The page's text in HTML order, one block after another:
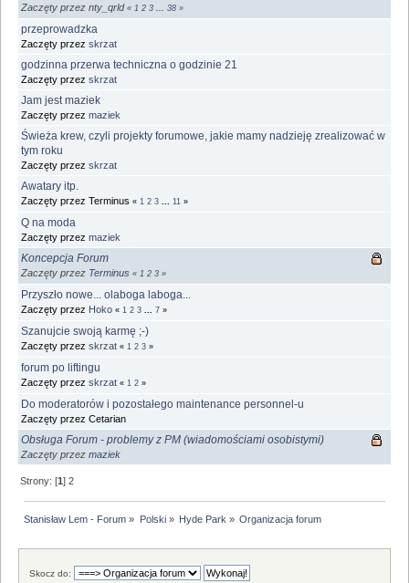
Zaczęty przez nty_qrld « 1 2 3 38 »
przeprowadzka
Zaczęty przez skrzat
godzinna przerwa techniczna o godzinie 21
Zaczęty przez skrzat
Jam jest maziek
Zaczęty przez maziek
Świeża krew, czyli projekty forumowe, jakie mamy nadzieję zrealizować w
tym roku
Zaczęty przez skrzat
Awatary itp.
Zaczęty przez Terminus « 1 2 3 11 »
Q na moda
Zaczęty przez maziek
Koncepcja Forum
Zaczęty przez Terminus « 1 2 3 »
Przyszło nowe... olaboga laboga...
Zaczęty przez Hoko « 1 2 3 7 »
Szanujcie swoją karmę ;-)
Zaczęty przez skrzat « 1 2 3 »
forum po liftingu
Zaczęty przez skrzat « 1 2 »
Do moderatorów i pozostałego maintenance personnel-u
Zaczęty przez Cetarian
Obsługa Forum - problemy z PM (wiadomościami osobistymi)
Zaczęty przez maziek
Strony: [1]2
Stanisław Lem - Forum » Polski» Hyde Park » Organizacja forum
Skocz do: